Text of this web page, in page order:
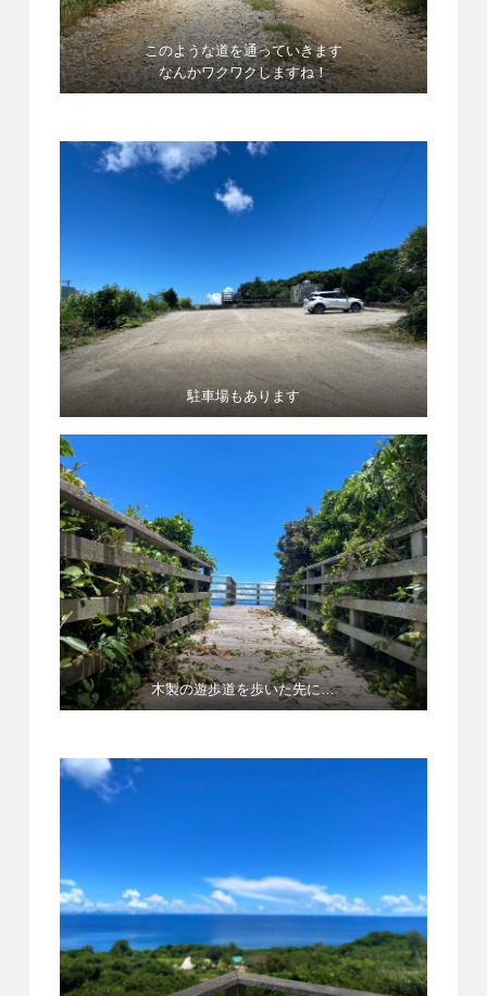
このような道を通っていきます
なんかワクワクしますね！
駐車場もあります
木製の遊歩道を歩いた先に…